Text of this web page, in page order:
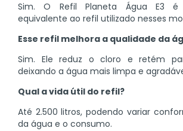
Sim. O Refil Planeta Água E3
equivalente ao refil utilizado nesses
Esse refil melhora a qualidade da
Sim. Ele reduz o cloro e retém
deixando a água mais limpa e
Qual a vida útil do refil?
Até 2.500 litros, podendo variar
da água e o consumo.